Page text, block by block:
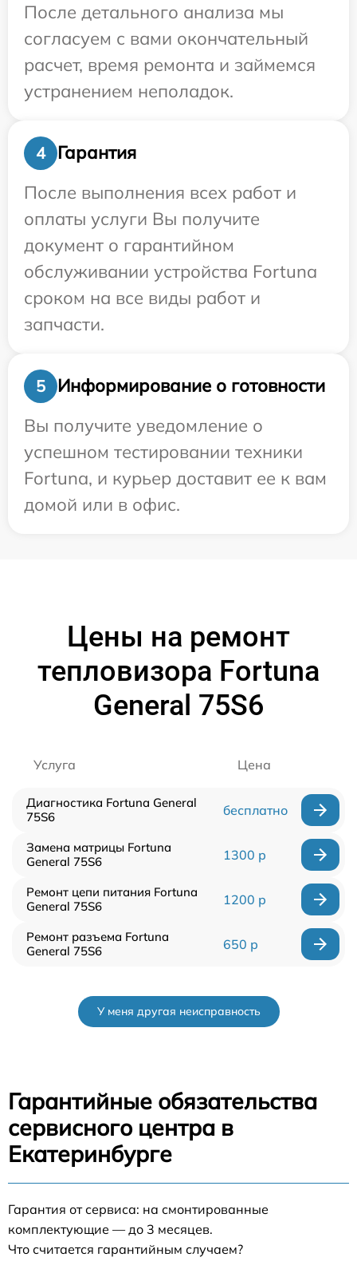
После детального анализа мы
согласуем с вами окончательный
расчет, время ремонта и займемся
устранением неполадок.
4
Гарантия
После выполнения всех работ и
оплаты услуги Вы получите
документ о гарантийном
обслуживании устройства Fortuna
сроком на все виды работ и
запчасти.
5
Информирование о готовности
Вы получите уведомление о
успешном тестировании техники
Fortuna, и курьер доставит ее к вам
домой или в офис.
Цены на ремонт
тепловизора Fortuna
General 75S6
Услуга Цена
Диагностика Fortuna General
75S6
бесплатно
Замена матрицы Fortuna
General 75S6
1300 р
Ремонт цепи питания Fortuna
General 75S6
1200 р
Ремонт разъема Fortuna
General 75S6
650 р
У меня другая неисправность
Гарантийные обязательства
сервисного центра в
Екатеринбурге
Гарантия от сервиса: на смонтированные
комплектующие — до 3 месяцев.
Что считается гарантийным случаем?